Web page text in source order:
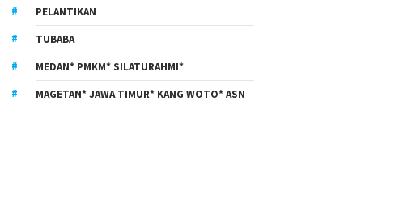
PELANTIKAN
TUBABA
MEDAN* PMKM* SILATURAHMI*
MAGETAN* JAWA TIMUR* KANG WOTO* ASN